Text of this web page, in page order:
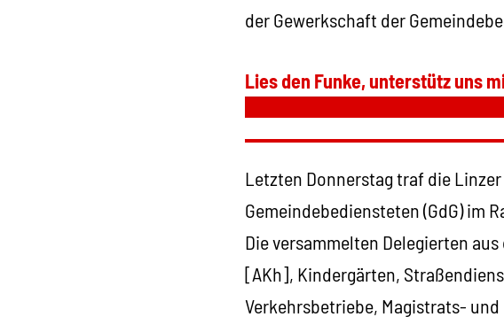
der Gewerkschaft der
Lies den Funke, unterstütz uns
Letzten Donnerstag traf die
Gemeindebediensteten (GdG) im
Die versammelten Delegierten
[AKh], Kindergärten,
Verkehrsbetriebe, Magistrats-